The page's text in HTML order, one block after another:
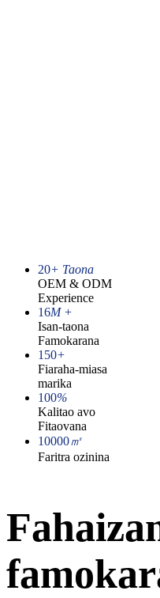
20+ Taona
OEM & ODM
Experience
16M +
Isan-taona
Famokarana
150+
Fiaraha-miasa
marika
100%
Kalitao avo
Fitaovana
10000㎡
Faritra ozinina